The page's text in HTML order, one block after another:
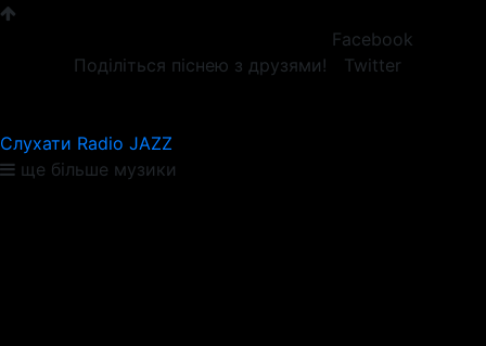
Поділіться піснею з друзями!
Facebook
Twitter
Слухати Radio JAZZ
ще більше музики